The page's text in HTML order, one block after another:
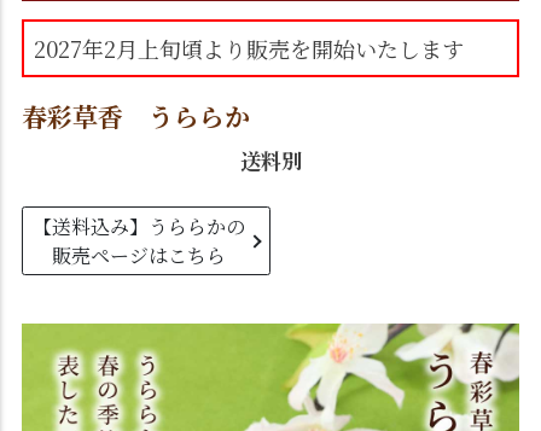
2027年2月上旬頃より販売を開始いたします
春彩草香 うららか
送料別
【送料込み】うららかの
販売ページはこちら